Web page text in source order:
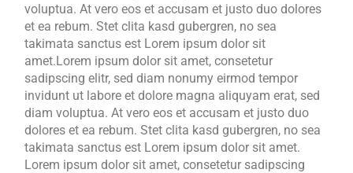
voluptua. At vero eos et accusam et justo duo dolores
et ea rebum. Stet clita kasd gubergren, no sea
takimata sanctus est Lorem ipsum dolor sit
amet.Lorem ipsum dolor sit amet, consetetur
sadipscing elitr, sed diam nonumy eirmod tempor
invidunt ut labore et dolore magna aliquyam erat, sed
diam voluptua. At vero eos et accusam et justo duo
dolores et ea rebum. Stet clita kasd gubergren, no sea
takimata sanctus est Lorem ipsum dolor sit amet.
Lorem ipsum dolor sit amet, consetetur sadipscing